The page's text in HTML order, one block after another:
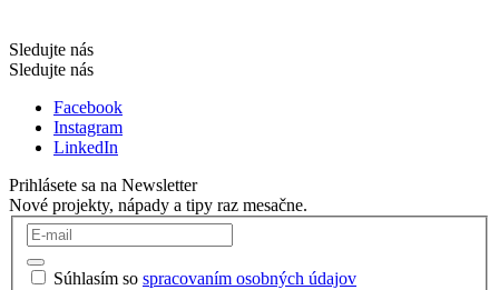
Sledujte nás
Sledujte nás
Facebook
Instagram
LinkedIn
Prihlásete sa na Newsletter
Nové projekty, nápady a tipy raz mesačne.
Súhlasím so spracovaním osobných údajov